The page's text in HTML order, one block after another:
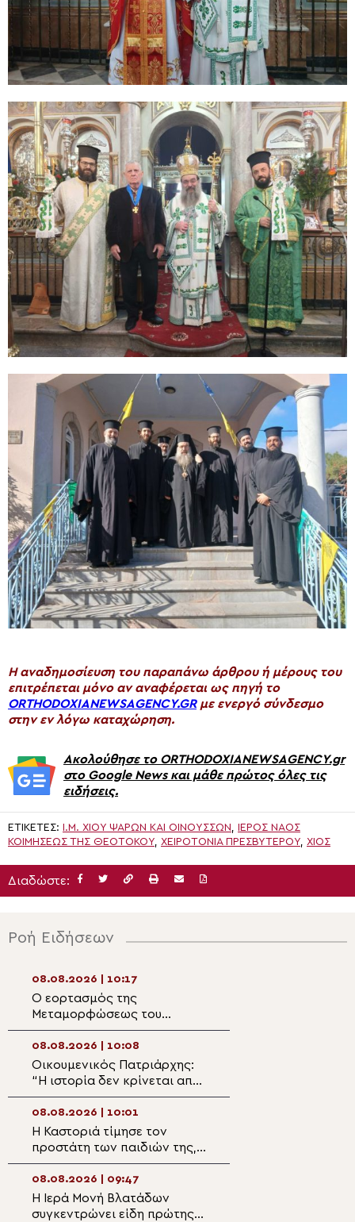
H αναδημοσίευση του παραπάνω άρθρου ή μέρους του
επιτρέπεται μόνο αν αναφέρεται ως πηγή το
ORTHODOXIANEWSAGENCY.GRμε ενεργό σύνδεσμο
στην εν λόγω καταχώρηση.
Ακολούθησε το ORTHODOXIANEWSAGENCY.gr
στο Google News και μάθε πρώτος όλες τις
ειδήσεις.
ΕΤΙΚΈΤΕΣ: Ι.Μ. ΧΊΟΥ ΨΑΡΏΝ ΚΑΙ ΟΙΝΟΥΣΣΏΝ,
ΙΕΡΌΣ ΝΑΌΣ
ΚΟΙΜΉΣΕΩΣ ΤΗΣ ΘΕΟΤΌΚΟΥ, ΧΕΙΡΟΤΟΝΊΑ ΠΡΕΣΒΥΤΈΡΟΥ, ΧΙΟΣ
Διαδώστε:
Ροή Ειδήσεων
08.08.2026 | 10:17
Ο εορτασμός της
Μεταμορφώσεως του
Σωτήρος στην Ιερά Μονή
Οσίου Δαυΐδ
08.08.2026 | 10:08
Οικουμενικός Πατριάρχης:
“Η ιστορία δεν κρίνεται από
την ισχύ των αριθμών, αλλά
από την σταθερότητα της
πίστεως”
08.08.2026 | 10:01
Η Καστοριά τίμησε τον
προστάτη των παιδιών της,
Άγιο Νικάνορα τον
Θαυματουργό
08.08.2026 | 09:47
Η Ιερά Μονή Βλατάδων
συγκεντρώνει είδη πρώτης